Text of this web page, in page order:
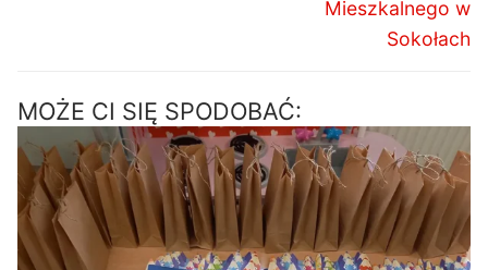
Mieszkalnego w
Sokołach
MOŻE CI SIĘ SPODOBAĆ: